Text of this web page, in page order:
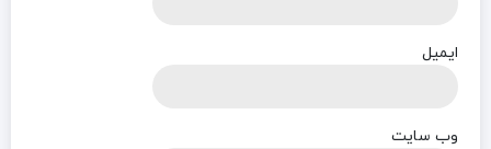
ایمیل
وب‌ سایت